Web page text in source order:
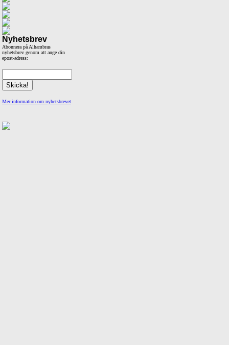
Nyhetsbrev
Abonnera på Alhambras
nyhetsbrev genom att ange din
epost-adress:
Mer information om nyhetsbrevet